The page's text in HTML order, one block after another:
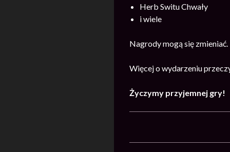
Herb Switu Chwały
i wiele
Nagrody mogą się zmieniać.
Więcej o wydarzeniu
Życzymy przyjemnej gry!